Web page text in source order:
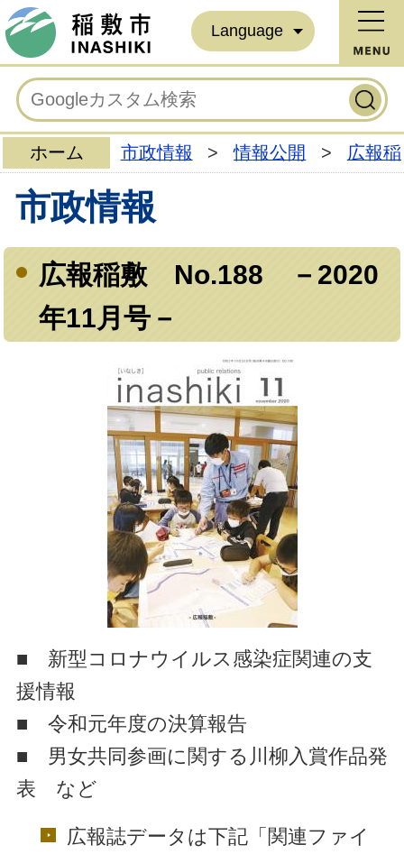
Language
ホーム 市政情報 > 情報公開 > 広報
市政情報
広報稲敷 No.188 －2020
年11月号－
■ 新型コロナウイルス感染症関連の支
援情報
■ 令和元年度の決算報告
■ 男女共同参画に関する川柳入賞作品発
表 など
広報誌データは下記「関連ファイ